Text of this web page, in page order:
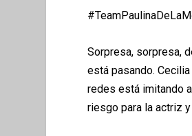
Sorpresa, sorpresa,
está pasando.
redes está imitando
riesgo para la actriz